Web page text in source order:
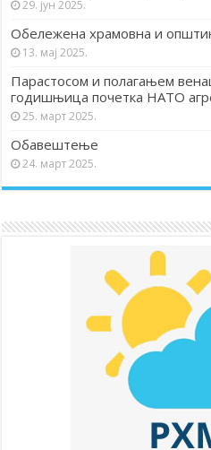
29. јун 2025.
Обележена храмовна и
13. мај 2025.
Парастосом и полагањем
годишњица почетка НАТО
25. март 2025.
Обавештење
24. март 2025.